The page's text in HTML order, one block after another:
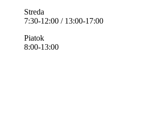
Streda
7:30-12:00 / 13:00-17:00
Piatok
8:00-13:00